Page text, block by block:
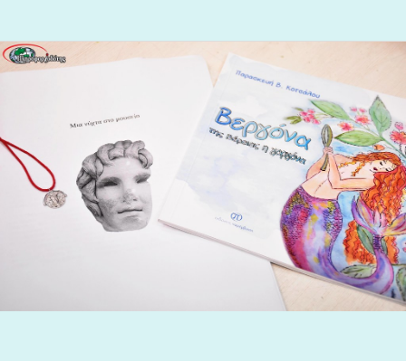
Περίπατο
διοργάνωσε
το βιβλιοπωλείο
Ηλιοτρόπιο με
Χρυσάνθη